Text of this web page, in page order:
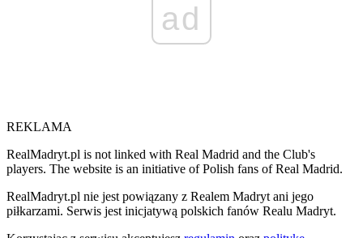
ad
REKLAMA
RealMadryt.pl is not linked with Real Madrid and the Club's
players. The website is an initiative of Polish fans of Real Madrid.
RealMadryt.pl nie jest powiązany z Realem Madryt ani jego
piłkarzami. Serwis jest inicjatywą polskich fanów Realu Madryt.